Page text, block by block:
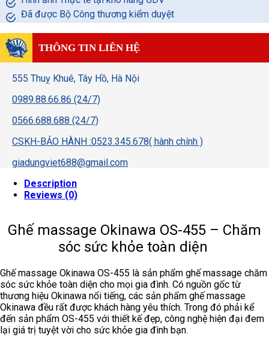
Đã được Bộ Công thương kiểm duyệt
THÔNG TIN LIÊN HỆ
555 Thuỵ Khuê, Tây Hồ, Hà Nội
0989.88.66.86 (24/7)
0566.688.688 (24/7)
CSKH-BẢO HÀNH :0523.345.678( hành chính )
giadungviet688@gmail.com
Description
Reviews (0)
Ghế massage Okinawa OS-455 – Chăm
sóc sức khỏe toàn diện
Ghế massage Okinawa OS-455 là sản phẩm ghế massage chăm
sóc sức khỏe toàn diện cho mọi gia đình. Có nguồn gốc từ
thương hiệu Okinawa nổi tiếng, các sản phẩm ghế massage
Okinawa đều rất được khách hàng yêu thích. Trong đó phải kể
đến sản phẩm OS-455 với thiết kế đẹp, công nghệ hiện đại đem
lại giá trị tuyệt vời cho sức khỏe gia đình bạn.